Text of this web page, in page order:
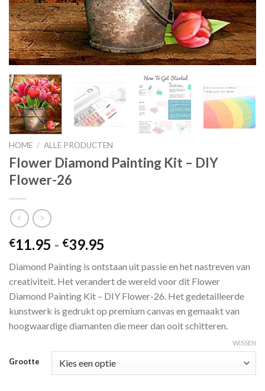
HOME / ALLE PRODUCTEN
Flower Diamond Painting Kit – DIY
Flower-26
€11.95 - €39.95
tot
€39.95
Diamond Painting is ontstaan ​​uit passie en het nastreven van
creativiteit. Het verandert de wereld voor dit Flower
Diamond Painting Kit – DIY Flower-26. Het gedetailleerde
kunstwerk is gedrukt op premium canvas en gemaakt van
hoogwaardige diamanten die meer dan ooit schitteren.
Grootte
WISSEN